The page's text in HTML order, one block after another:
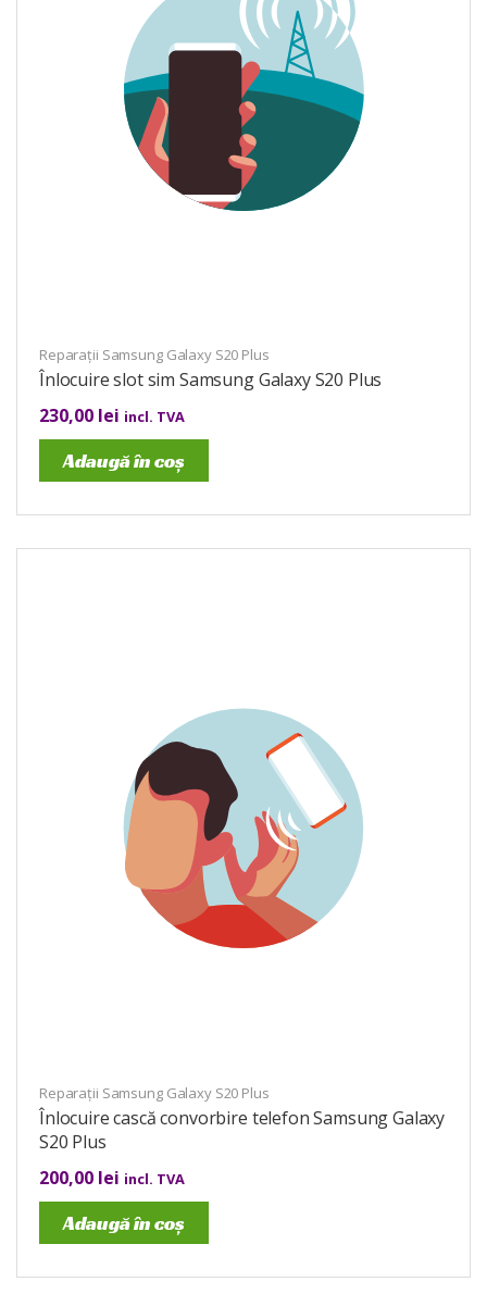
Reparații Samsung Galaxy S20 Plus
Înlocuire slot sim Samsung Galaxy S20 Plus
230,00 lei incl. TVA
Adaugă în coș
Reparații Samsung Galaxy S20 Plus
Înlocuire cască convorbire telefon Samsung Galaxy
S20 Plus
200,00 lei incl. TVA
Adaugă în coș